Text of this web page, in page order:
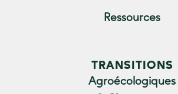
Ressources
TRANSITIONS
Agroécologiques